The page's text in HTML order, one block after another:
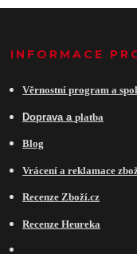
INFORMACE
Věrnostní program a
Doprava aplatba
Blog
Vrácení a reklamace
Recenze Zboží.cz
Recenze Heureka